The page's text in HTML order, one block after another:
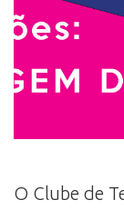
O Clube de